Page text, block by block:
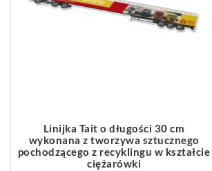
Linijka Tait o długości 30 cm
wykonana z tworzywa sztucznego
pochodzącego z recyklingu w kształcie
ciężarówki